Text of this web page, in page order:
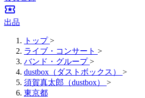
local_activity
出品
トップ >
ライブ・コンサート >
バンド・グループ >
dustbox（ダストボックス）
>
須賀真太郎（dustbox）
>
東京都